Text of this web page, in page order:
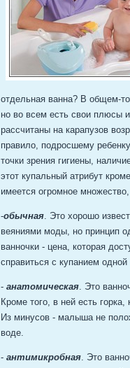
отдельная ванна? В общем-
но во всем есть свои плюсы
рассчитаны на карапузов
правило, подросшему
точки зрения гигиены,
этот купальный атрибут
имеется огромное
-обычная. Это хорошо
веяниями моды, но принцип
ванночки - цена, которая
справиться с купанием
- анатомическая. Это
Кроме того, в ней есть
Из минусов - малыша не
воде.
- антимикробная. Это